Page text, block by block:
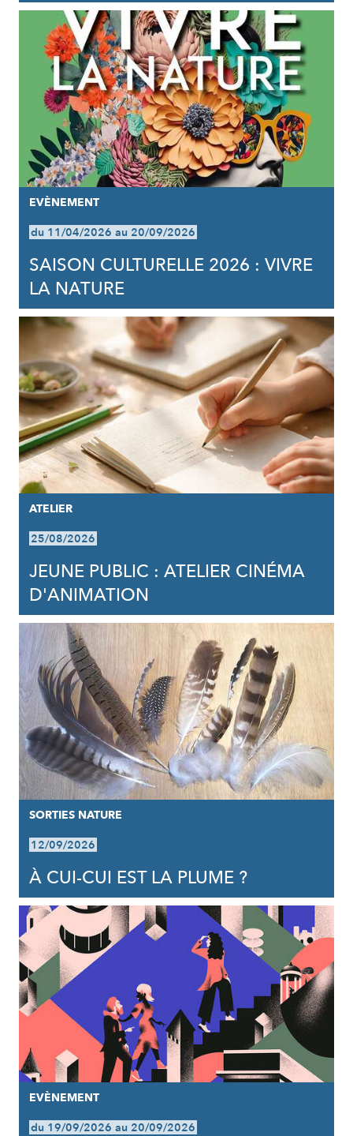
EVÈNEMENT
du 11/04/2026 au 20/09/2026
SAISON CULTURELLE 2026 : VIVRE
LA NATURE
ATELIER
25/08/2026
JEUNE PUBLIC : ATELIER CINÉMA
D'ANIMATION
SORTIES NATURE
12/09/2026
À CUI-CUI EST LA PLUME ?
EVÈNEMENT
du 19/09/2026 au 20/09/2026